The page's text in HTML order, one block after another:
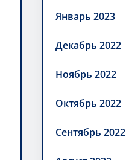
Январь 2023
Декабрь 2022
Ноябрь 2022
Октябрь 2022
Сентябрь 2022